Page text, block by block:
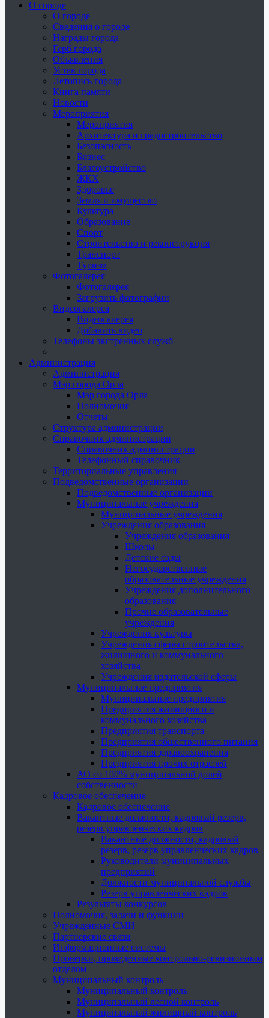
О городе
О городе
Сведения о городе
Награды города
Герб города
Объявления
Устав города
Летопись города
Книга памяти
Новости
Мероприятия
Мероприятия
Архитектура и градостроительство
Безопасность
Бизнес
Благоустройство
ЖКХ
Здоровье
Земля и имущество
Культура
Образование
Спорт
Строительство и реконструкция
Транспорт
Туризм
Фотогалерея
Фотогалерея
Загрузить фотографии
Видеогалерея
Видеогалерея
Добавить видео
Телефоны экстренных служб
Администрация
Администрация
Мэр города Орла
Мэр города Орла
Полномочия
Отчеты
Структура администрации
Справочник администрации
Справочник администрации
Телефонный справочник
Территориальные управления
Подведомственные организации
Подведомственные организации
Муниципальные учреждения
Муниципальные учреждения
Учреждения образования
Учреждения образования
Школы
Детские сады
Негосударственные
образовательные учреждения
Учреждения дополнительного
образования
Прочие образовательные
учреждения
Учреждения культуры
Учреждения сферы строительства,
жилищного и коммунального
хозяйства
Учреждения издательской сферы
Муниципальные предприятия
Муниципальные предприятия
Предприятия жилищного и
коммунального хозяйства
Предприятия транспорта
Предприятия общественного питания
Предприятия здравоохранения
Предприятия прочих отраслей
АО со 100% муниципальной долей
собственности
Кадровое обеспечение
Кадровое обеспечение
Вакантные должности, кадровый резерв,
резерв управленческих кадров
Вакантные должности, кадровый
резерв, резерв управленческих кадров
Руководители муниципальных
предприятий
Должности муниципальной службы
Резерв управленческих кадров
Результаты конкурсов
Полномочия, задачи и функции
Учрежденные СМИ
Партнерские связи
Информационные системы
Проверки, проведенные контрольно-ревизионным
отделом
Муниципальный контроль
Муниципальный контроль
Муниципальный лесной контроль
Муниципальный жилищный контроль